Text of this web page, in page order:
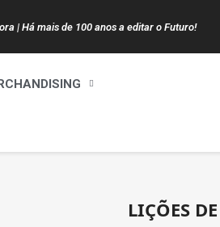
| Há mais de 100 anos a editar o Futuro!
LIÇÕES